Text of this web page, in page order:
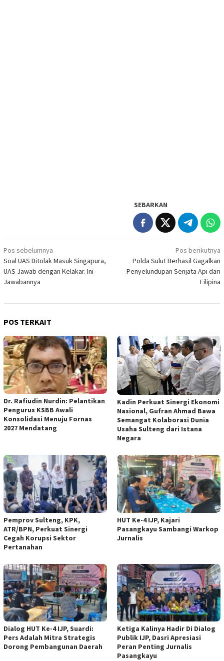
SEBARKAN
Navigasi
pos
Pos sebelumnya
Soal UAS Ditolak Masuk Singapura,
UAS Jawab dengan Kelakar. Ini
Jawabannya
Pos berikutnya
Polda Sulut Berhasil Gagalkan
Penyelundupan Senjata Api dari
Filipina
POS TERKAIT
Dr. Rafiudin Nurdin: Pelantikan
Pengurus KSBB Awali
Konsolidasi Menuju Fornas
2027 Mendatang
Kadin Perkuat Sinergi Ekonomi
Nasional, Gufran Ahmad Bawa
Semangat Kolaborasi Dunia
Usaha Sulteng dari Istana
Negara
Pemprov Sulteng, KPK,
ATR/BPN, Perkuat Sinergi
Cegah Korupsi Sektor
Pertanahan
HUT Ke-4 IJP, Kajari
Pasangkayu Sambangi Warkop
Jurnalis
Dialog HUT Ke-4 IJP, Suardi:
Pers Adalah Mitra Strategis
Dorong Pembangunan Daerah
Ketiga Kalinya Hadir Di Dialog
Publik IJP, Dasri Apresiasi
Peran Penting Jurnalis
Pasangkayu